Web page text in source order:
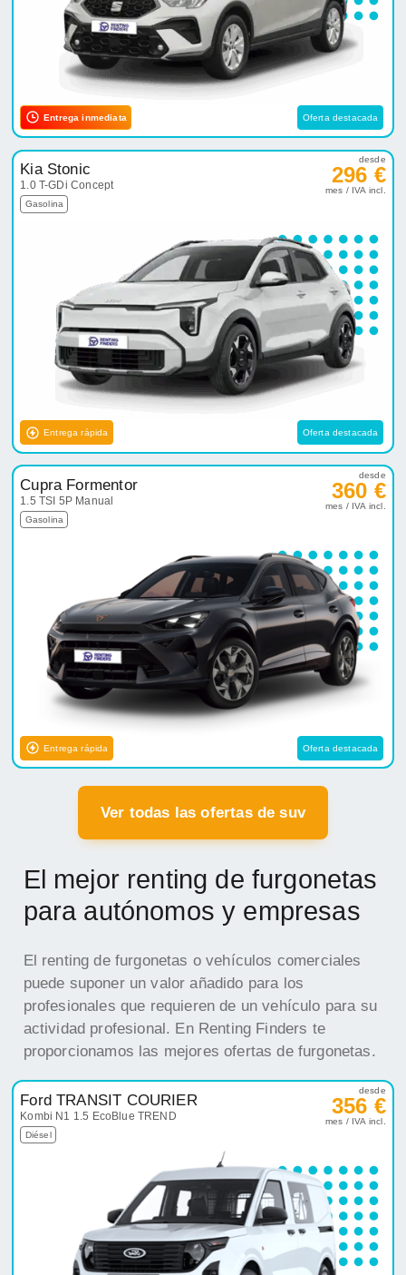
Entrega inmediata Oferta destacada
Kia Stonic
1.0 T-GDi Concept
Gasolina
desde
296 €
mes / IVA incl.
Entrega rápida Oferta destacada
Cupra Formentor
1.5 TSI 5P Manual
Gasolina
desde
360 €
mes / IVA incl.
Entrega rápida Oferta destacada
Ver todas las ofertas de suv
El mejor renting de furgonetas
para autónomos y empresas
El renting de furgonetas o vehículos comerciales
puede suponer un valor añadido para los
profesionales que requieren de un vehículo para su
actividad profesional. En Renting Finders te
proporcionamos las mejores ofertas de furgonetas.
Ford TRANSIT COURIER
Kombi N1 1.5 EcoBlue TREND
Diésel
desde
356 €
mes / IVA incl.